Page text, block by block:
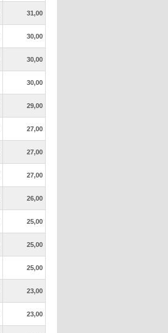
31,00
30,00
30,00
30,00
29,00
27,00
27,00
27,00
26,00
25,00
25,00
25,00
23,00
23,00